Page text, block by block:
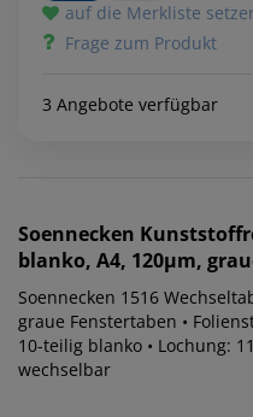
auf die Merkliste
Frage zum Produkt
3 Angebote verfügbar
Soennecken
blanko, A4, 120µm,
Soennecken 1516
graue Fenstertaben •
10-teilig blanko • Lochung:
wechselbar